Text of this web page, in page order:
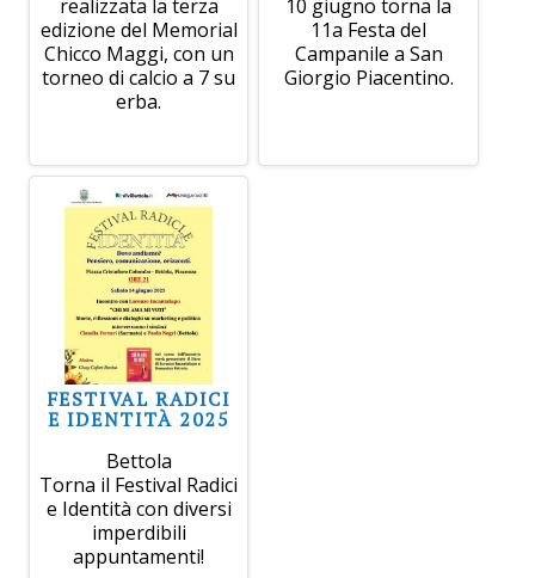
realizzata la terza
edizione del Memorial
Chicco Maggi, con un
torneo di calcio a 7 su
erba.
10 giugno torna la
11a Festa del
Campanile a San
Giorgio Piacentino.
FESTIVAL RADICI
E IDENTITÀ 2025
Bettola
Torna il Festival Radici
e Identità con diversi
imperdibili
appuntamenti!